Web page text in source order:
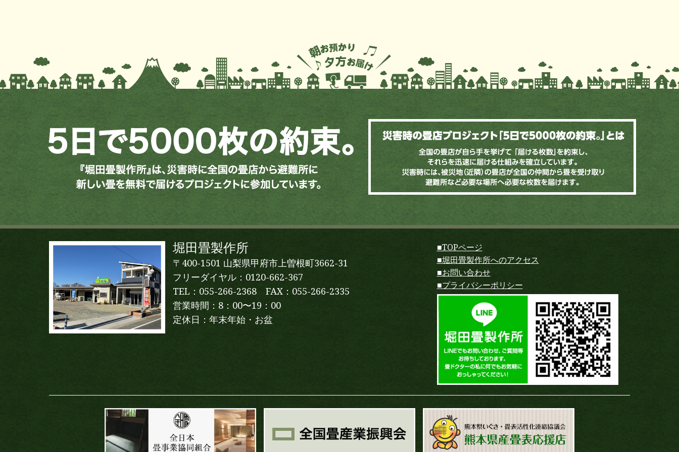
堀田畳製作所
〒400-1501 山梨県甲府市上曽根町3662-31
フリーダイヤル：0120-662-367
TEL：055-266-2368 FAX：055-266-2335
営業時間：8：00〜19：00
定休日：年末年始・お盆
■TOPページ
■堀田畳製作所へのアクセス
■お問い合わせ
■プライバシーポリシー